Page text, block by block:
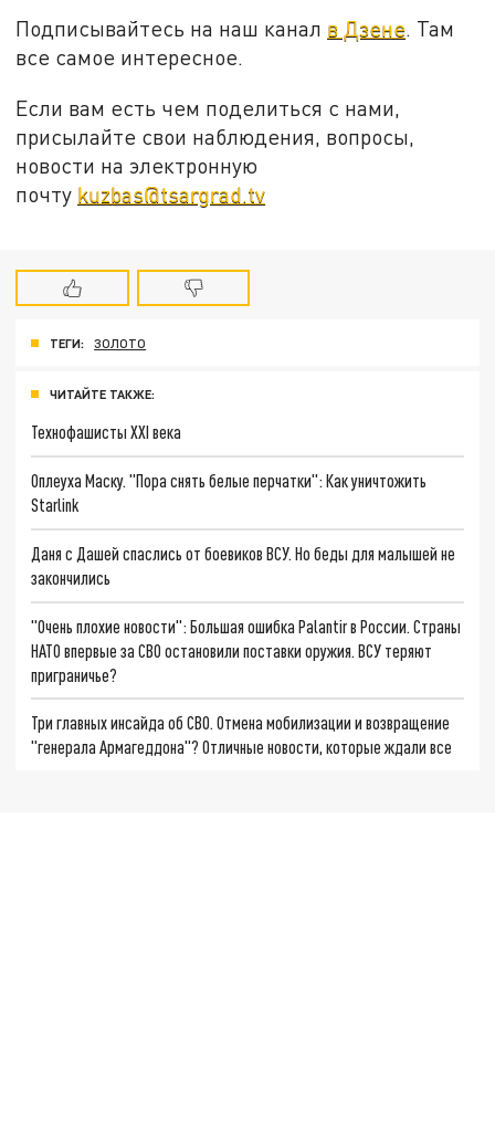
Подписывайтесь на наш канал в Дзене. Там
все самое интересное.
Если вам есть чем поделиться с нами,
присылайте свои наблюдения, вопросы,
новости на электронную
почту kuzbas@tsargrad.tv
ТЕГИ: ЗОЛОТО
ЧИТАЙТЕ ТАКЖЕ:
Технофашисты XXI века
Оплеуха Маску. "Пора снять белые перчатки": Как уничтожить
Starlink
Даня с Дашей спаслись от боевиков ВСУ. Но беды для малышей не
закончились
"Очень плохие новости": Большая ошибка Palantir в России. Страны
НАТО впервые за СВО остановили поставки оружия. ВСУ теряют
приграничье?
Три главных инсайда об СВО. Отмена мобилизации и возвращение
"генерала Армагеддона"? Отличные новости, которые ждали все